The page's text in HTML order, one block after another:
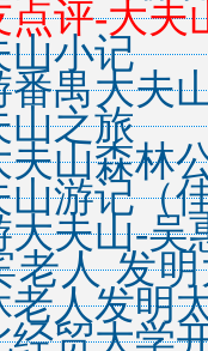
点评-大夫
山小记
番禺大夫
山之旅
夫山森林
山游记（
大夫山-吴
老人 发
老人发明
经贸大学